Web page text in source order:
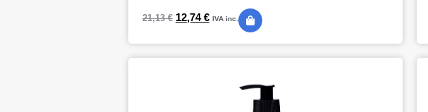
21,13€ 12,74€ IVA inc.